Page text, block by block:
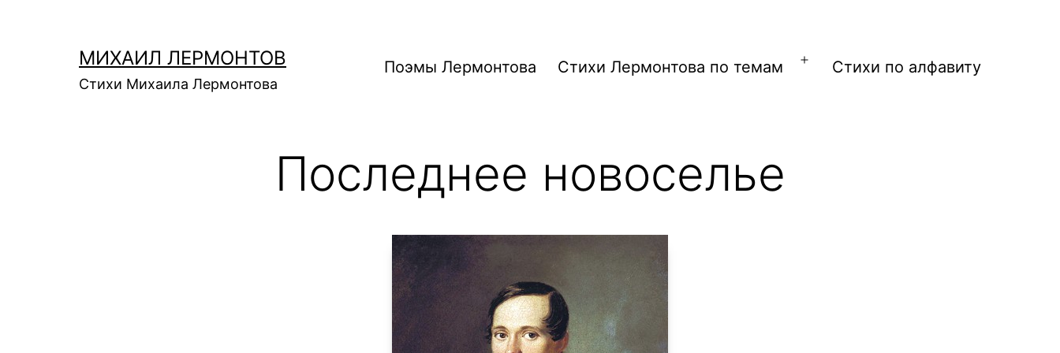
содержимомуМИХАИЛ ЛЕРМОНТОВ
Стихи Михаила Лермонтова
Поэмы Лермонтова Стихи Лермонтова по темам
ОткрытьСтихи по алфавиту
Последнее новоселье